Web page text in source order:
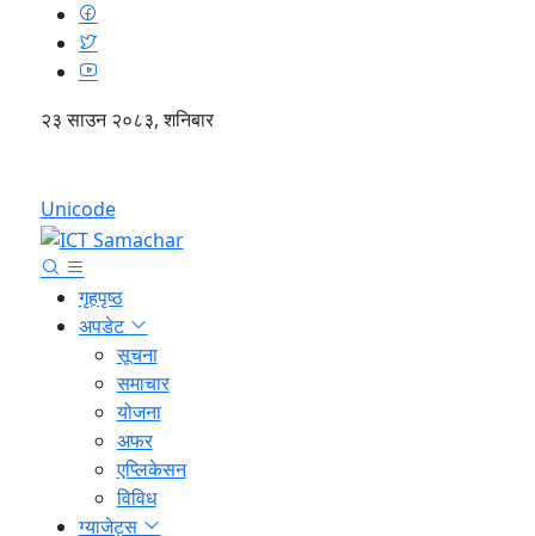
२३ साउन २०८३, शनिबार
Unicode
गृहपृष्ठ
अपडेट
सूचना
समाचार
योजना
अफर
एप्लिकेसन
विविध
ग्याजेट्स